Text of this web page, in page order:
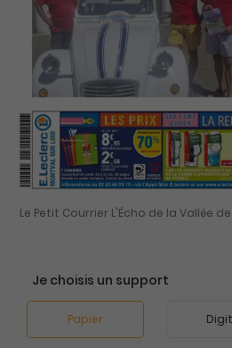
Le Petit Courrier L'Écho de la Vallée
Je choisis un support
Papier